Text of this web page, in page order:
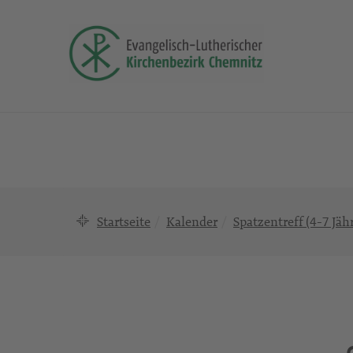
Startseite Kalender Spatzentreff (4-7